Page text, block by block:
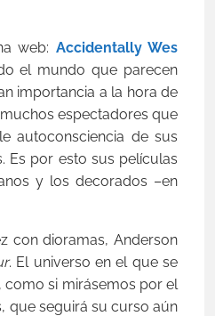
web: Accidentally Wes
el mundo que parecen
importancia a la hora de
espectadores que
autoconsciencia de sus
Es por esto sus películas
y los decorados –en
con dioramas, Anderson
. El universo en el que se
como si mirásemos por el
que seguirá su curso aún